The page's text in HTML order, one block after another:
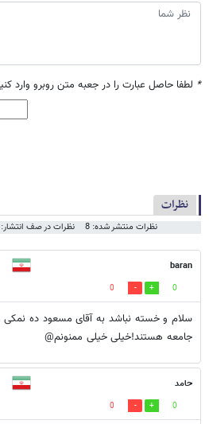
* لطفا حاصل عبارت را در جعبه متن روبرو وارد
نظرات
نظرات منتشر شده: 8 نظرات در صف انتشار: 0
baran
0
0
سلام و خسته نباشد به آقای مسعود ده نمکی
جامعه هستند!خیلی خیلی ممنونم@
حامد
0
0